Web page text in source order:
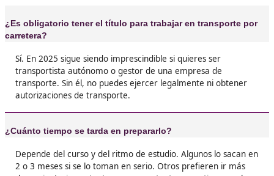
sobre mi negocio, y eso no tiene precio.

Miriam, de Guimar
❝ Siempre había trabajado como chófer, pero
ingresos. Es otro nivel.
 
Jerónimo, 35 años